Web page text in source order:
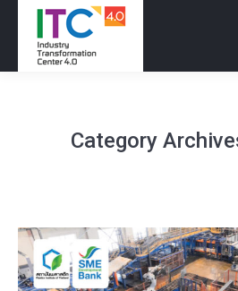
Category